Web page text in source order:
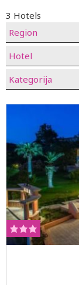
3 Hotels
Region
Hotel
Kategorija